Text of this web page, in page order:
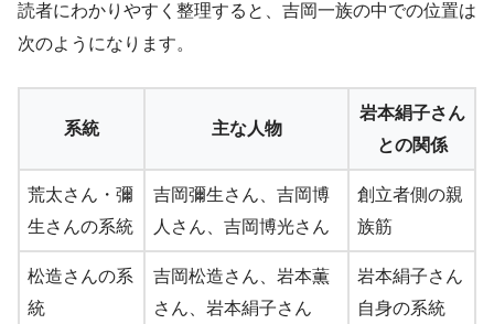
読者にわかりやすく整理すると、吉岡一族の中での位置は
次のようになります。
系統 主な人物
岩本絹子さん
との関係
荒太さん・彌
生さんの系統
吉岡彌生さん、吉岡博
人さん、吉岡博光さん
創立者側の親
族筋
松造さんの系
統
吉岡松造さん、岩本薫
さん、岩本絹子さん
岩本絹子さん
自身の系統